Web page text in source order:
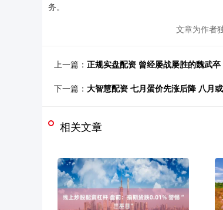
务。
文章为作者
上一篇： 正规实盘配资 曾经屡战屡胜的魏武
下一篇： 大智慧配资 七月蛋价先涨后降 八月
相关文章